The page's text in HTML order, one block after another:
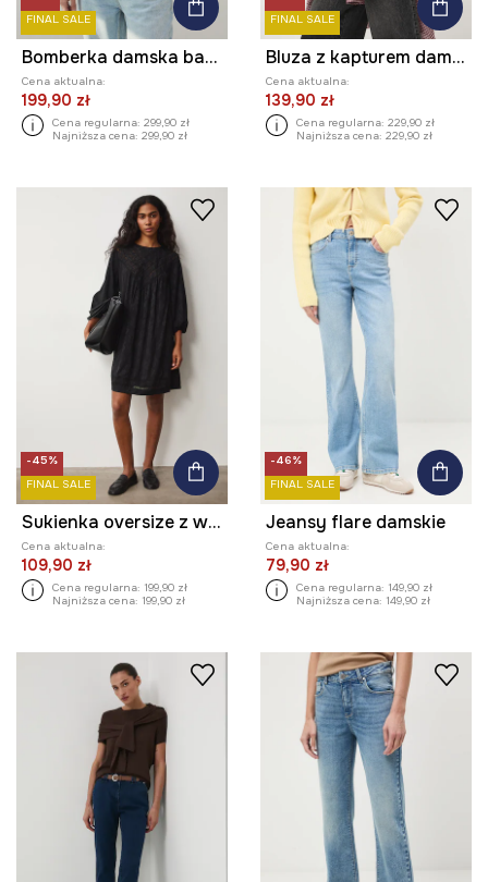
FINAL SALE
Bomberka damska bawełniana
Cena aktualna:
199,90 zł
Cena regularna: 299,90 zł
Najniższa cena: 299,90 zł
FINAL SALE
Bluza z kapturem damska bawełniana by Agnieszka Łońska, Grafika Polska
Cena aktualna:
139,90 zł
Cena regularna: 229,90 zł
Najniższa cena: 229,90 zł
-45%
FINAL SALE
Sukienka oversize z wiskozą z koronkowymi wstawkami
Cena aktualna:
109,90 zł
Cena regularna: 199,90 zł
Najniższa cena: 199,90 zł
-46%
FINAL SALE
Jeansy flare damskie
Cena aktualna:
79,90 zł
Cena regularna: 149,90 zł
Najniższa cena: 149,90 zł